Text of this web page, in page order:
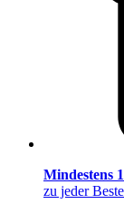
Mindestens
zu jeder